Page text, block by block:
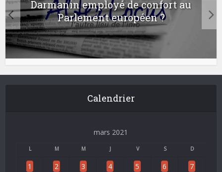
Darmanin employé de confort au
Parlement européen ?
Calendrier
mars 2021
L M M J V S D
1 2 3 4 5 6 7